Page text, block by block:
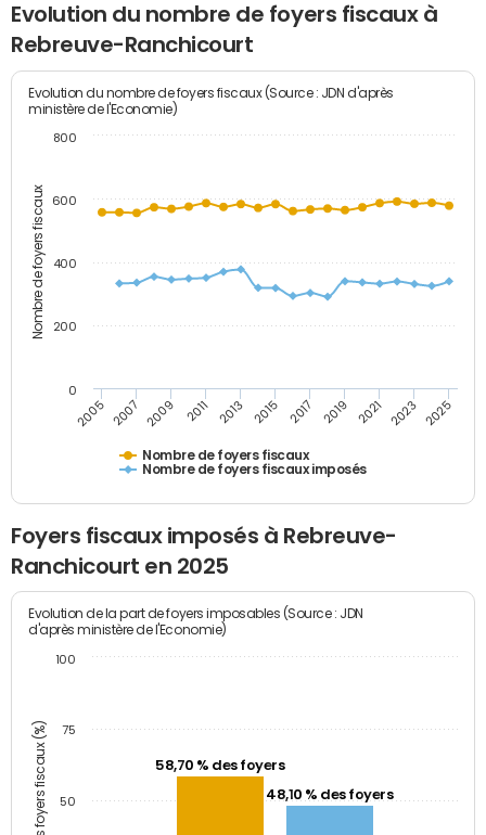
Evolution du nombre de foyers fiscaux à
Rebreuve-Ranchicourt
Nombre de foyers fiscaux
Evolution du nombre de foyers fiscaux (Source : JDN d'après
ministère de l'Economie)
Nombre de foyers fiscaux
Nombre de foyers fiscaux imposés
2005 2007 2009 2011 2013 2015 2017 2019 2021 2023 2025
0
200
400
600
800
Foyers fiscaux imposés à Rebreuve-
Ranchicourt en 2025
Part des foyers fiscaux (%)
Evolution de la part de foyers imposables (Source : JDN
d'après ministère de l'Economie)
58,70 % des foyers
48,10 % des foyers
50
75
100